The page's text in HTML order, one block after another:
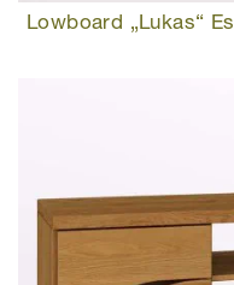
Lowboard „Lukas“